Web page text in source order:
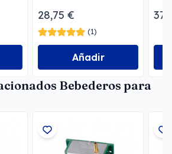
28,75 €
(1)
Añadir
Bebederos para